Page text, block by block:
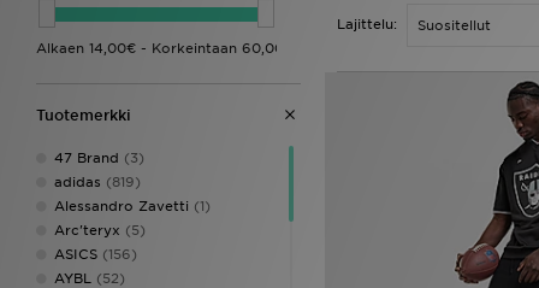
Tuotemerkki
47 Brand (3)
adidas (819)
Alessandro Zavetti (1)
Arc'teryx (5)
ASICS (156)
AYBL
(52)
Lajittelu: